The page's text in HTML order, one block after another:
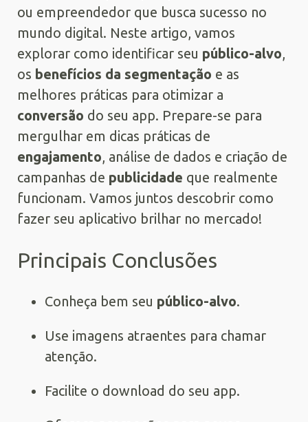
ou empreendedor que busca sucesso no
mundo digital. Neste artigo, vamos
explorar como identificar seu público-alvo,
os benefícios da segmentação e as
melhores práticas para otimizar a
conversão do seu app. Prepare-se para
mergulhar em dicas práticas de
engajamento, análise de dados e criação de
campanhas de publicidade que realmente
funcionam. Vamos juntos descobrir como
fazer seu aplicativo brilhar no mercado!
Principais Conclusões
Conheça bem seu público-alvo.
Use imagens atraentes para chamar
atenção.
Facilite o download do seu app.